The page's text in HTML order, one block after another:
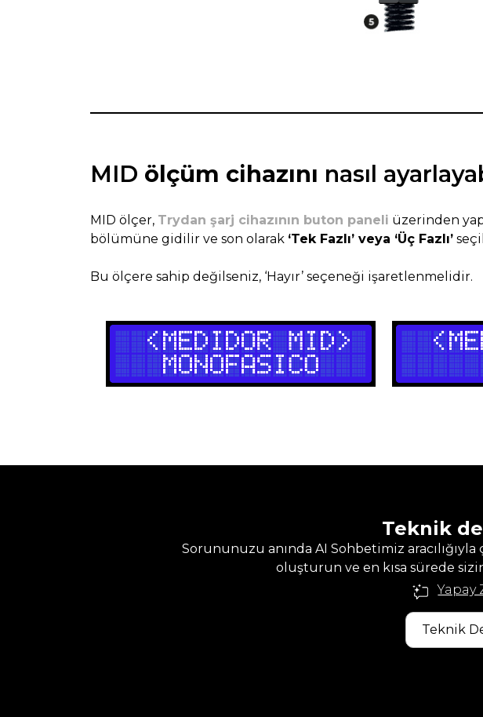
MID ölçüm cihazını nasıl
MID ölçer, Trydan şarj cihazının buton paneli üzerinden
bölümüne gidilir ve son olarak ‘Tek Fazlı’ veya ‘Üç Fazlı’
Bu ölçere sahip değilseniz, ‘Hayır’ seçeneği işaretlenmelidir.
Teknik
Sorununuzu anında AI Sohbetimiz
oluşturun ve en kısa sürede
Yapay
Teknik